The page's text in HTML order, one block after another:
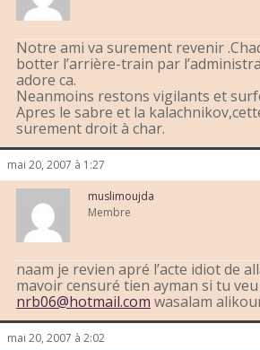
Notre ami va surement revenir
botter l’arrière-train par
adore ca.
Neanmoins restons vigilants et
Apres le sabre et la
surement droit à char.
mai 20, 2007 à 1:27
muslimoujda
Membre
naam je revien apré l’acte idiot de
mavoir censuré tien ayman si tu
nrb06@hotmail.com wasalam
mai 20, 2007 à 2:02